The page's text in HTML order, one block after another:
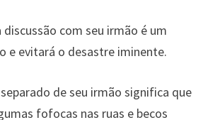
com seu irmão é um
e evitará o desastre iminente.
de seu irmão significa que
fofocas nas ruas e becos